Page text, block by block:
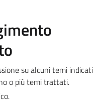
su alcuni temi indicati
o più temi trattati.